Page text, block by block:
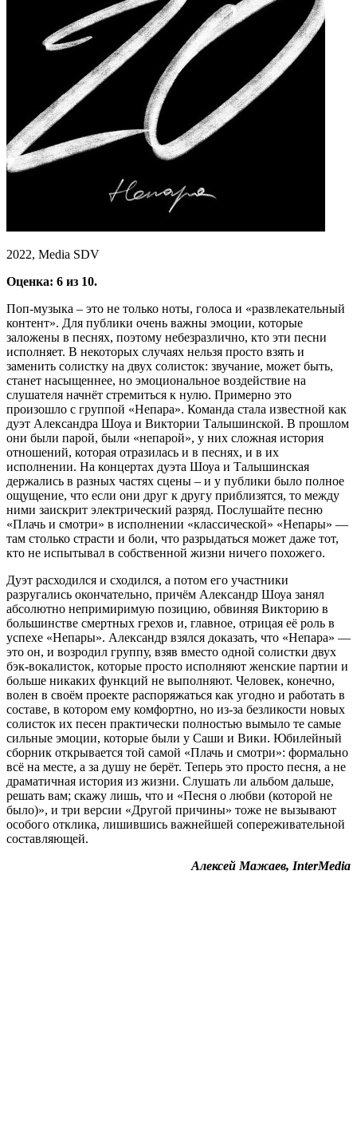
2022, Media SDV
Оценка: 6 из 10.
Поп-музыка – это не только ноты, голоса и «развлекательный
контент». Для публики очень важны эмоции, которые
заложены в песнях, поэтому небезразлично, кто эти песни
исполняет. В некоторых случаях нельзя просто взять и
заменить солистку на двух солисток: звучание, может быть,
станет насыщеннее, но эмоциональное воздействие на
слушателя начнёт стремиться к нулю. Примерно это
произошло с группой «Непара». Команда стала известной как
дуэт Александра Шоуа и Виктории Талышинской. В прошлом
они были парой, были «непарой», у них сложная история
отношений, которая отразилась и в песнях, и в их
исполнении. На концертах дуэта Шоуа и Талышинская
держались в разных частях сцены – и у публики было полное
ощущение, что если они друг к другу приблизятся, то между
ними заискрит электрический разряд. Послушайте песню
«Плачь и смотри» в исполнении «классической» «Непары» —
там столько страсти и боли, что разрыдаться может даже тот,
кто не испытывал в собственной жизни ничего похожего.
Дуэт расходился и сходился, а потом его участники
разругались окончательно, причём Александр Шоуа занял
абсолютно непримиримую позицию, обвиняя Викторию в
большинстве смертных грехов и, главное, отрицая её роль в
успехе «Непары». Александр взялся доказать, что «Непара» —
это он, и возродил группу, взяв вместо одной солистки двух
бэк-вокалисток, которые просто исполняют женские партии и
больше никаких функций не выполняют. Человек, конечно,
волен в своём проекте распоряжаться как угодно и работать в
составе, в котором ему комфортно, но из-за безликости новых
солисток их песен практически полностью вымыло те самые
сильные эмоции, которые были у Саши и Вики. Юбилейный
сборник открывается той самой «Плачь и смотри»: формально
всё на месте, а за душу не берёт. Теперь это просто песня, а не
драматичная история из жизни. Слушать ли альбом дальше,
решать вам; скажу лишь, что и «Песня о любви (которой не
было)», и три версии «Другой причины» тоже не вызывают
особого отклика, лишившись важнейшей сопереживательной
составляющей.
Алексей Мажаев, InterMedia